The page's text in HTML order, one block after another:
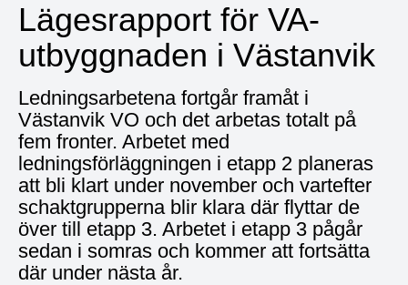
Lägesrapport för VA-
utbyggnaden i Västanvik
Ledningsarbetena fortgår framåt i
Västanvik VO och det arbetas totalt på
fem fronter. Arbetet med
ledningsförläggningen i etapp 2 planeras
att bli klart under november och vartefter
schaktgrupperna blir klara där flyttar de
över till etapp 3. Arbetet i etapp 3 pågår
sedan i somras och kommer att fortsätta
där under nästa år.